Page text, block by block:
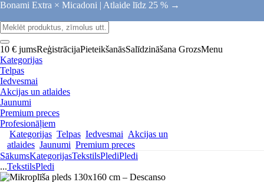
Bonami Extra × Micadoni | Atlaide līdz 25 % →
10 € jumsReģistrācijaPieteikšanāsSalīdzināšana GrozsMenu
Kategorijas
Telpas
Iedvesmai
Akcijas un atlaides
Jaunumi
Premium preces
Profesionāļiem
Kategorijas Telpas Iedvesmai Akcijas un
atlaides Jaunumi Premium preces
SākumsKategorijasTekstilsPlediPledi
...TekstilsPledi